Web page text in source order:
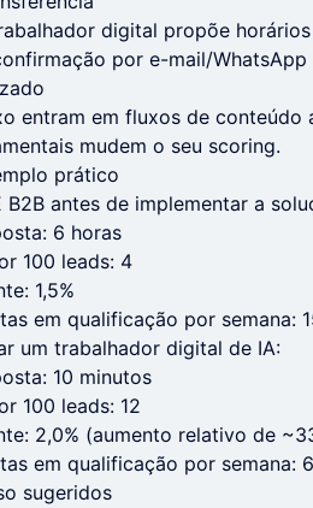
digital propõe
por e-mail/
entram em fluxos de
mudem o seu scoring.
prático
B2B antes de implementar a
6 horas
100 leads: 4
1,5%
em qualificação por semana:
um trabalhador digital de IA:
10 minutos
100 leads: 12
2,0% (aumento relativo de
em qualificação por semana:
sugeridos